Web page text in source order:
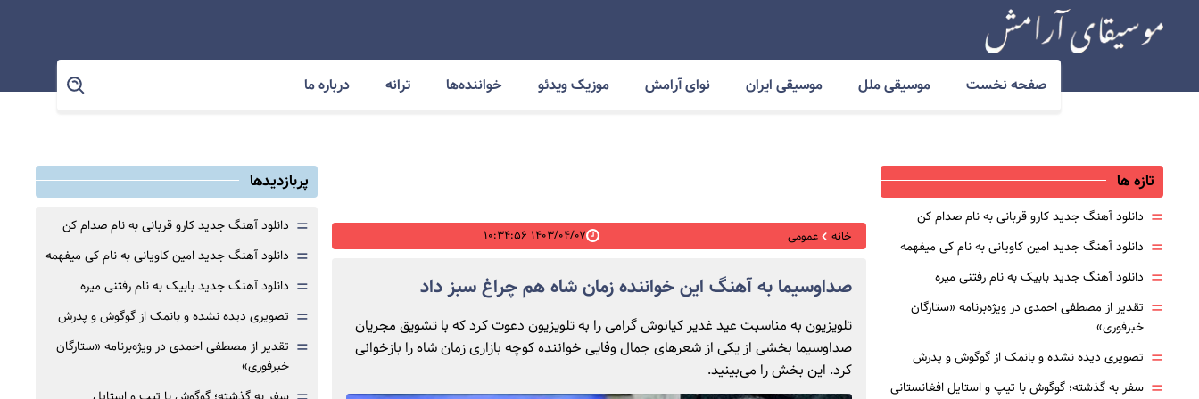
صفحه نخست موسیقی ملل موسیقی ایران نوای آرامش موزیک ویدئو خواننده‌ها ترانه درباره ما
خانه عمومی ۱۴۰۳/۰۴/۰۷ ۱۰:۳۴:۵۶
صداوسیما به آهنگ این خواننده زمان شاه هم چراغ سبز داد
تلویزیون به مناسبت عید غدیر کیانوش گرامی را به تلویزیون دعوت کرد که با تشویق مجریان
صداوسیما بخشی از یکی از شعرهای جمال وفایی خواننده کوچه بازاری زمان شاه را بازخوانی
کرد. این بخش را می‌بینید.
تازه ها
= دانلود آهنگ جدید کارو قربانی به نام صدام کن
= دانلود آهنگ جدید امین کاویانی به نام کی میفهمه
= دانلود آهنگ جدید بابیک به نام رفتنی میره
= تقدیر از مصطفی احمدی در ویژه‌برنامه «ستارگان
خبرفوری»
= تصویری دیده نشده و بانمک از گوگوش و پدرش
= سفر به گذشته؛ گوگوش با تیپ و استایل افغانستانی
پربازدیدها
= دانلود آهنگ جدید کارو قربانی به نام صدام کن
= دانلود آهنگ جدید امین کاویانی به نام کی میفهمه
= دانلود آهنگ جدید بابیک به نام رفتنی میره
= تصویری دیده نشده و بانمک از گوگوش و پدرش
= تقدیر از مصطفی احمدی در ویژه‌برنامه «ستارگان
خبرفوری»